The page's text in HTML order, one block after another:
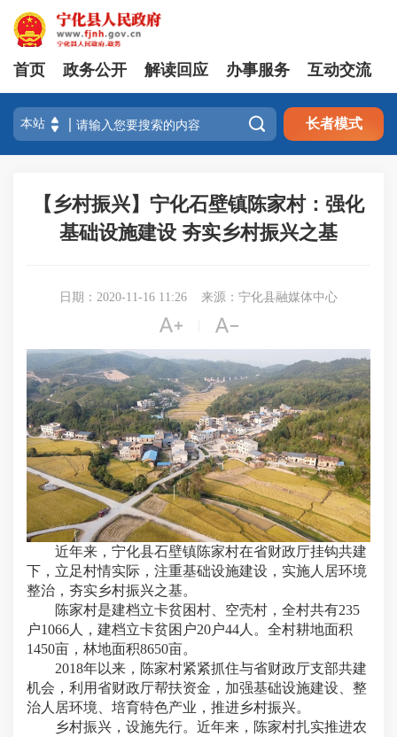
首页 政务公开 解读回应 办事服务 互动交流
 长者模式
【乡村振兴】宁化石壁镇陈家村：强化
基础设施建设 夯实乡村振兴之基
日期：2020-11-16 11:26 来源：宁化县融媒体中心
 
近年来，宁化县石壁镇陈家村在省财政厅挂钩共建
下，立足村情实际，注重基础设施建设，实施人居环境
整治，夯实乡村振兴之基。
陈家村是建档立卡贫困村、空壳村，全村共有235
户1066人，建档立卡贫困户20户44人。全村耕地面积
1450亩，林地面积8650亩。
2018年以来，陈家村紧紧抓住与省财政厅支部共建
机会，利用省财政厅帮扶资金，加强基础设施建设、整
治人居环境、培育特色产业，推进乡村振兴。
乡村振兴，设施先行。近年来，陈家村扎实推进农